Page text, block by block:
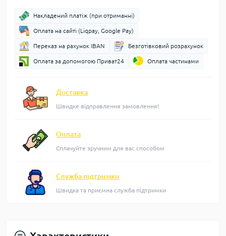
Накладений платіж (при отриманні)
Оплата на сайті (Liqpay, Google Pay)
Переказ на рахунок IBAN Безготівковий розрахунок
Оплата за допомогою Приват24 Оплата частинами
Доставка
Швидке відправлення замовлення!
Оплата
Сплачуйте зручним для вас способом
Служба підтримки
Швидка та приємна служба підтримки